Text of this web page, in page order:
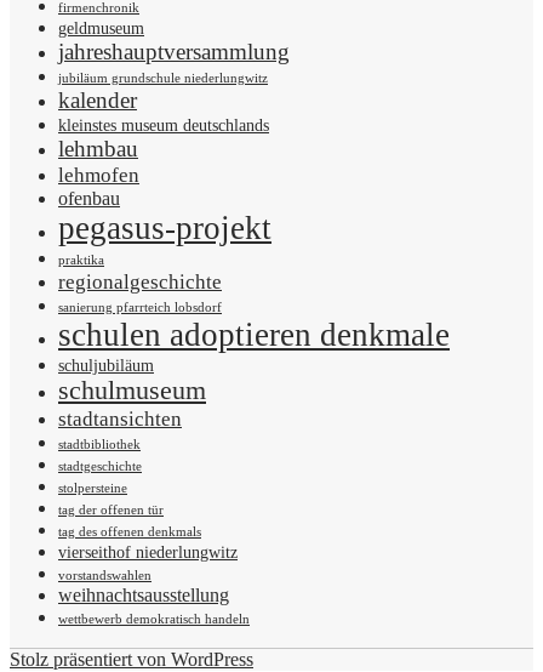
firmenchronik
geldmuseum
jahreshauptversammlung
jubiläum grundschule niederlungwitz
kalender
kleinstes museum deutschlands
lehmbau
lehmofen
ofenbau
pegasus-projekt
praktika
regionalgeschichte
sanierung pfarrteich lobsdorf
schulen adoptieren denkmale
schuljubiläum
schulmuseum
stadtansichten
stadtbibliothek
stadtgeschichte
stolpersteine
tag der offenen tür
tag des offenen denkmals
vierseithof niederlungwitz
vorstandswahlen
weihnachtsausstellung
wettbewerb demokratisch handeln
Stolz präsentiert von WordPress